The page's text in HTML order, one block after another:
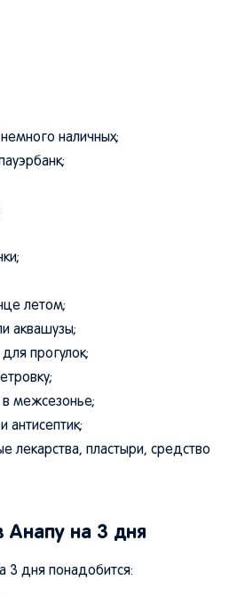
наличных;
летом;
аквашузы;
прогулок;
межсезонье;
антисептик;
лекарства, пластыри, средство
Анапу на 3 дня
3 дня понадобится: